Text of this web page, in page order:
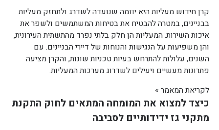
קרן חידוש מעליות היא יוזמה שנועדה לשדרג ולתחזק מעליות
בבניינים, במטרה להבטיח את בטיחות המשתמשים ולשפר את
איכות השירות. המעליות הן חלק בלתי נפרד מהתשתית העירונית,
והן משפיעות על הנגישות והנוחות של דיירי הבניינים. עם
השנים, עלולות להתרחש בעיות טכניות שונות, והקרן מציעה
פתרונות מעשיים ויעילים לשדרוג מערכות המעליות.
לקריאת המאמר »
כיצד למצוא את המומחה המתאים לחוק התקנת
מתקני גז ידידותיים לסביבה